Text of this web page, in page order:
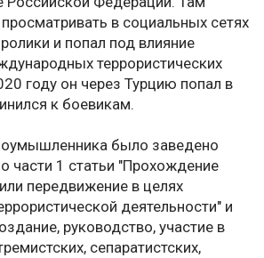
в социальных сетях
и попал под влияние
террористических
году он через Турцию попал в
к боевикам.
было заведено
части 1 статьи "Прохождение
передвижение в целях
деятельности" и
руководство, участие в
сепаратистских,